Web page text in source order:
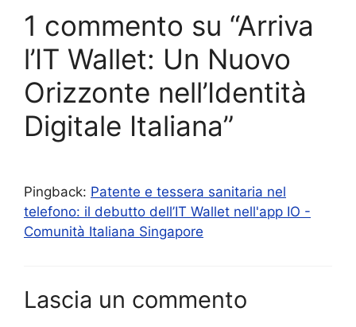
1 commento su “Arriva
l’IT Wallet: Un Nuovo
Orizzonte nell’Identità
Digitale Italiana”
Pingback: Patente e tessera sanitaria nel
telefono: il debutto dell’IT Wallet nell'app IO -
Comunità Italiana Singapore
Lascia un commento